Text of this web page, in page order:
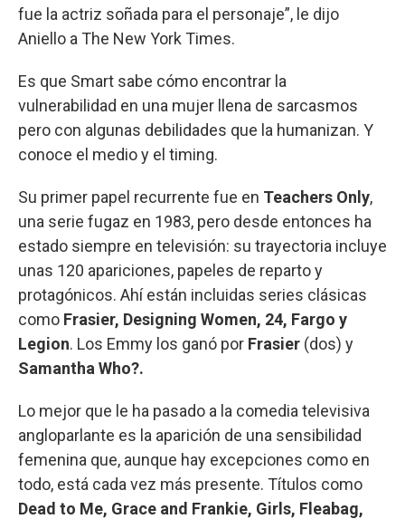
fue la actriz soñada para el personaje”, le dijo
Aniello a The New York Times.
Es que Smart sabe cómo encontrar la
vulnerabilidad en una mujer llena de sarcasmos
pero con algunas debilidades que la humanizan. Y
conoce el medio y el timing.
Su primer papel recurrente fue en Teachers Only,
una serie fugaz en 1983, pero desde entonces ha
estado siempre en televisión: su trayectoria incluye
unas 120 apariciones, papeles de reparto y
protagónicos. Ahí están incluidas series clásicas
como Frasier, Designing Women, 24, Fargo y
Legion. Los Emmy los ganó por Frasier (dos) y
Samantha Who?.
Lo mejor que le ha pasado a la comedia televisiva
angloparlante es la aparición de una sensibilidad
femenina que, aunque hay excepciones como en
todo, está cada vez más presente. Títulos como
Dead to Me, Grace and Frankie, Girls, Fleabag,